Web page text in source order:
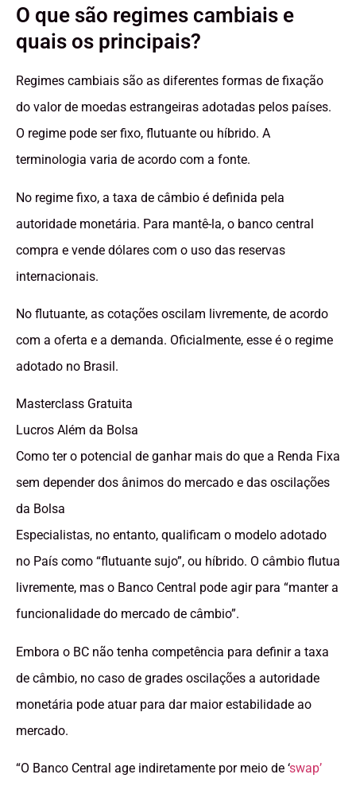
O que são regimes cambiais e
quais os principais?
Regimes cambiais são as diferentes formas de fixação
do valor de moedas estrangeiras adotadas pelos países.
O regime pode ser fixo, flutuante ou híbrido. A
terminologia varia de acordo com a fonte.
No regime fixo, a taxa de câmbio é definida pela
autoridade monetária. Para mantê-la, o banco central
compra e vende dólares com o uso das reservas
internacionais.
No flutuante, as cotações oscilam livremente, de acordo
com a oferta e a demanda. Oficialmente, esse é o regime
adotado no Brasil.
Masterclass Gratuita
Lucros Além da Bolsa
Como ter o potencial de ganhar mais do que a Renda Fixa
sem depender dos ânimos do mercado e das oscilações
da Bolsa
Especialistas, no entanto, qualificam o modelo adotado
no País como “flutuante sujo”, ou híbrido. O câmbio flutua
livremente, mas o Banco Central pode agir para “manter a
funcionalidade do mercado de câmbio”.
Embora o BC não tenha competência para definir a taxa
de câmbio, no caso de grades oscilações a autoridade
monetária pode atuar para dar maior estabilidade ao
mercado.
“O Banco Central age indiretamente por meio de ‘swap’